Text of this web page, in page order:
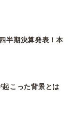
半期決算発表！本
起こった背景とは